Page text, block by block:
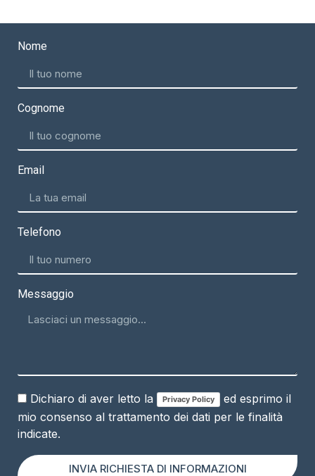
Nome
Cognome
Email
Telefono
Messaggio
Dichiaro di aver letto la Privacy Policy
ed esprimo il
mio consenso al trattamento dei dati per le finalità
indicate.
INVIA RICHIESTA DI INFORMAZIONI